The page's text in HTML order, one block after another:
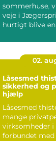
sommerhuse,
veje i
hurtigt blive en
02.
Låsesmed thisted
sikkerhed og
hjælp
Låsesmed
mange
virksomheder
forbundet